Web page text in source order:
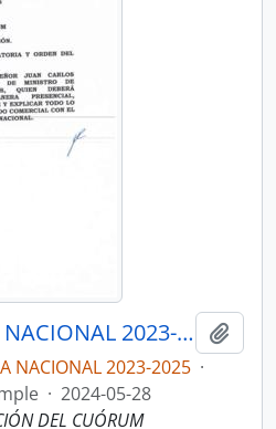
ACTAS ASAMBLEA NACIONAL 2023-2025
NACIONAL 2023-2025 ·
· 2024-05-28
DEL CUÓRUM